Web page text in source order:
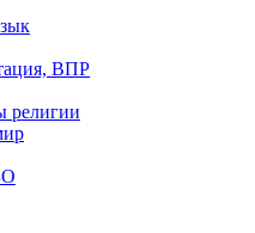
ВПР
религии